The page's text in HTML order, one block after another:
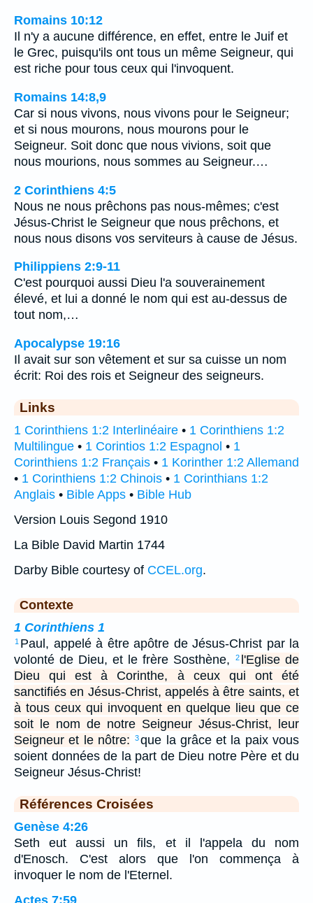
Romains 10:12
Il n'y a aucune différence, en effet, entre le Juif et
le Grec, puisqu'ils ont tous un même Seigneur, qui
est riche pour tous ceux qui l'invoquent.
Romains 14:8,9
Car si nous vivons, nous vivons pour le Seigneur;
et si nous mourons, nous mourons pour le
Seigneur. Soit donc que nous vivions, soit que
nous mourions, nous sommes au Seigneur.…
2 Corinthiens 4:5
Nous ne nous prêchons pas nous-mêmes; c'est
Jésus-Christ le Seigneur que nous prêchons, et
nous nous disons vos serviteurs à cause de Jésus.
Philippiens 2:9-11
C'est pourquoi aussi Dieu l'a souverainement
élevé, et lui a donné le nom qui est au-dessus de
tout nom,…
Apocalypse 19:16
Il avait sur son vêtement et sur sa cuisse un nom
écrit: Roi des rois et Seigneur des seigneurs.
Links
1 Corinthiens 1:2 Interlinéaire • 1 Corinthiens 1:2
Multilingue • 1 Corintios 1:2 Espagnol • 1
Corinthiens 1:2 Français • 1 Korinther 1:2 Allemand
• 1 Corinthiens 1:2 Chinois • 1 Corinthians 1:2
Anglais • Bible Apps • Bible Hub
Version Louis Segond 1910
La Bible David Martin 1744
Darby Bible courtesy of CCEL.org.
Contexte
1 Corinthiens 1
1 Paul, appelé à être apôtre de Jésus-Christ par la
volonté de Dieu, et le frère Sosthène,
2 l'Eglise de
Dieu qui est à Corinthe, à ceux qui ont été
sanctifiés en Jésus-Christ, appelés à être saints, et
à tous ceux qui invoquent en quelque lieu que ce
soit le nom de notre Seigneur Jésus-Christ, leur
Seigneur et le nôtre:
3que la grâce et la paix vous
soient données de la part de Dieu notre Père et du
Seigneur Jésus-Christ!
Références Croisées
Genèse 4:26
Seth eut aussi un fils, et il l'appela du nom
d'Enosch. C'est alors que l'on commença à
invoquer le nom de l'Eternel.
Actes 7:59